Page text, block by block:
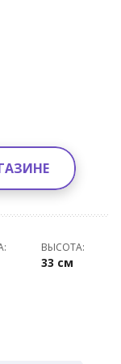
ВЫСОТА:
33 см